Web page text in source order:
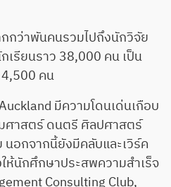
าพันคนรวมไปถึงนักวิจัย
รียนราว 38,000 คน เป็น
คน
มีความโดนเด่นเกือบ
ศาสตร์ ดนตรี ศิลปศาสตร์
อกจากนี้ยังมีคลับและเวิร์ค
ห้นักศึกษาประสพความสำเร็จ
Consulting Club,